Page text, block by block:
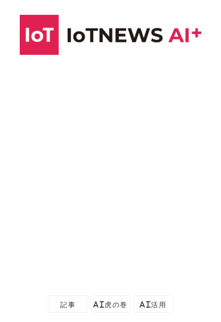
記事 AI虎の巻 AI活用